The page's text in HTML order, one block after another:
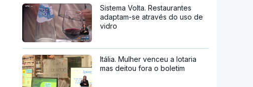
Sistema Volta. Restaurantes
adaptam-se através do uso de
vidro
Itália. Mulher venceu a lotaria
mas deitou fora o boletim